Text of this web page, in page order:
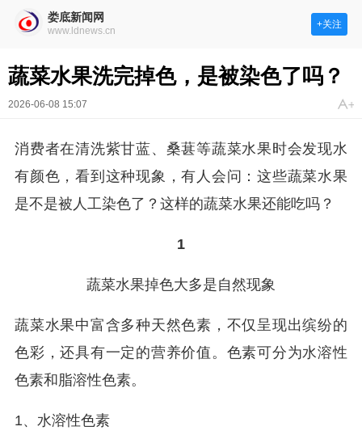
娄底新闻网
www.ldnews.cn
+关注
蔬菜水果洗完掉色，是被染色了吗？
2026-06-08 15:07
消费者在清洗紫甘蓝、桑葚等蔬菜水果时会发现水
有颜色，看到这种现象，有人会问：这些蔬菜水果
是不是被人工染色了？这样的蔬菜水果还能吃吗？
1
蔬菜水果掉色大多是自然现象
蔬菜水果中富含多种天然色素，不仅呈现出缤纷的
色彩，还具有一定的营养价值。色素可分为水溶性
色素和脂溶性色素。
1、水溶性色素